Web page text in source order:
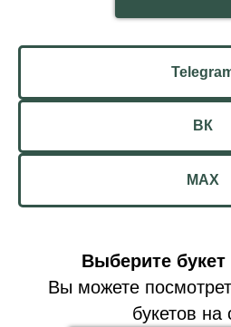
ВК
MAX
Выберите букет
Вы можете
букетов на